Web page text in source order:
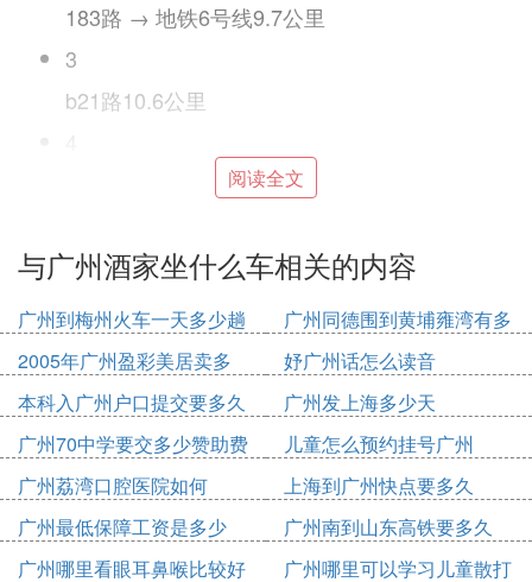
183路 → 地铁6号线9.7公里
3
b21路10.6公里
地铁5号线 → 地铁3号线 → 地铁8号线 → 188路
5
策略：较快捷
Ⅲ 广州嘉禾望岗至滨江路广州酒家怎么坐公
交车
公交线路：地铁2号线 → 462路，全程约23.1公里
1、从嘉禾望岗步行约140米,到达嘉禾望岗站
2、乘坐地铁2号线,经过17站, 到达东晓南站
阅读全文
与广州酒家坐什么车相关的内容
广州到梅州火车一天多少趟
广州同德围到黄埔雍湾有多
少公里
2005年广州盈彩美居卖多
少钱
妤广州话怎么读音
本科入广州户口提交要多久
广州发上海多少天
广州70中学要交多少赞助费
儿童怎么预约挂号广州
广州荔湾口腔医院如何
上海到广州快点要多久
广州最低保障工资是多少
2020
广州南到山东高铁要多久
广州哪里看眼耳鼻喉比较好
广州哪里可以学习儿童散打